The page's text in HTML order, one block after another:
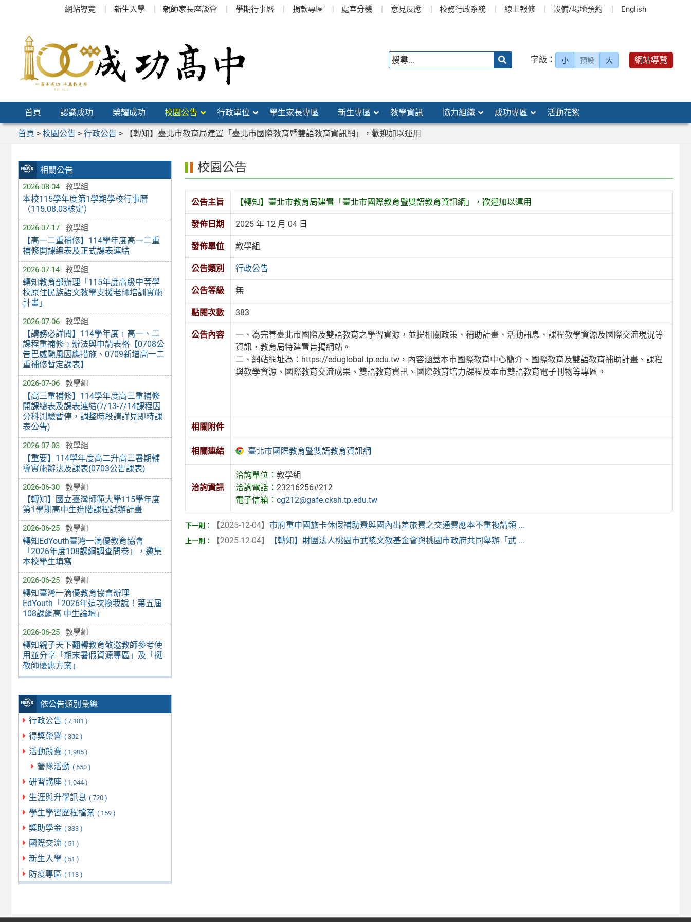
網站導覽 新生入學 親師家長座談會 學期行事曆 捐款專區 處室分機 意見反應 校務行政系統 線上報修 設備/場地預約 English
字級： 小 預設 大 網站導覽
首頁 認識成功 榮耀成功 校園公告 行政單位 學生家長專區 新生專區 教學資訊 協力組織 成功專區 活動花絮
首頁 > 校園公告 > 行政公告 > 【轉知】臺北市教育局建置「臺北市國際教育暨雙語教育資訊網」，歡迎加以運用
相關公告
2026-08-04 教學組
本校115學年度第1學期學校行事曆
（115.08.03核定）
2026-07-17 教學組
【高一二重補修】114學年度高一二重
補修開課總表及正式課表連結
2026-07-14 教學組
轉知教育部辦理「115年度高級中等學
校原住民族語文教學支援老師培訓實施
計畫」
2026-07-06 教學組
【請務必詳閱】114學年度﹝高一、二
課程重補修﹞辦法與申請表格【0708公
告巴威颱風因應措施、0709新增高一二
重補修暫定課表】
2026-07-06 教學組
【高三重補修】114學年度高三重補修
開課總表及課表連結(7/13-7/14課程因
分科測驗暫停，調整時段請詳見即時課
表公告)
2026-07-03 教學組
【重要】114學年度高二升高三暑期輔
導實施辦法及課表(0703公告課表)
2026-06-30 教學組
【轉知】國立臺灣師範大學115學年度
第1學期高中生進階課程試辦計畫
2026-06-25 教學組
轉知EdYouth臺灣一滴優教育協會
「2026年度108課綱調查問卷」，邀集
本校學生填寫
2026-06-25 教學組
轉知臺灣一滴優教育協會辦理
EdYouth「2026年這次換我說！第五屆
108課綱高 中生論壇」
2026-06-25 教學組
轉知親子天下翻轉教育敬邀教師參考使
用並分享「期末暑假資源專區」及「挺
教師優惠方案」
依公告類別彙總
行政公告 ( 7,181 )
得獎榮譽 ( 302 )
活動競賽 ( 1,905 )
營隊活動 ( 650 )
研習講座 ( 1,044 )
生涯與升學訊息 ( 720 )
學生學習歷程檔案 ( 159 )
獎助學金 ( 333 )
國際交流 ( 51 )
新生入學 ( 51 )
防疫專區 ( 118 )
校園公告
公告主旨 【轉知】臺北市教育局建置「臺北市國際教育暨雙語教育資訊網」，歡迎加以運用
發佈日期 2025 年 12 月 04 日
發佈單位 教學組
公告類別 行政公告
公告等級 無
點閱次數 383
公告內容
一、為完善臺北市國際及雙語教育之學習資源，並提相關政策、補助計畫、活動訊息、課程教學資源及國際交流現況等
資訊，教育局特建置旨揭網站。
二、網站網址為：https://eduglobal.tp.edu.tw，內容涵蓋本市國際教育中心簡介、國際教育及雙語教育補助計畫、課程
與教學資源、國際教育交流成果、雙語教育資訊、國際教育培力課程及本市雙語教育電子刊物等專區。
相關附件
相關連結 臺北市國際教育暨雙語教育資訊網
洽詢資訊
洽詢單位：教學組
洽詢電話：23216256#212
電子信箱：cg212@gafe.cksh.tp.edu.tw
【2025-12-04】 市府重申國旅卡休假補助費與國內出差旅費之交通費應本不重複請領 ...
【2025-12-04】
【轉知】財團法人桃園市武陵文教基金會與桃園市政府共同舉辦「武 ...